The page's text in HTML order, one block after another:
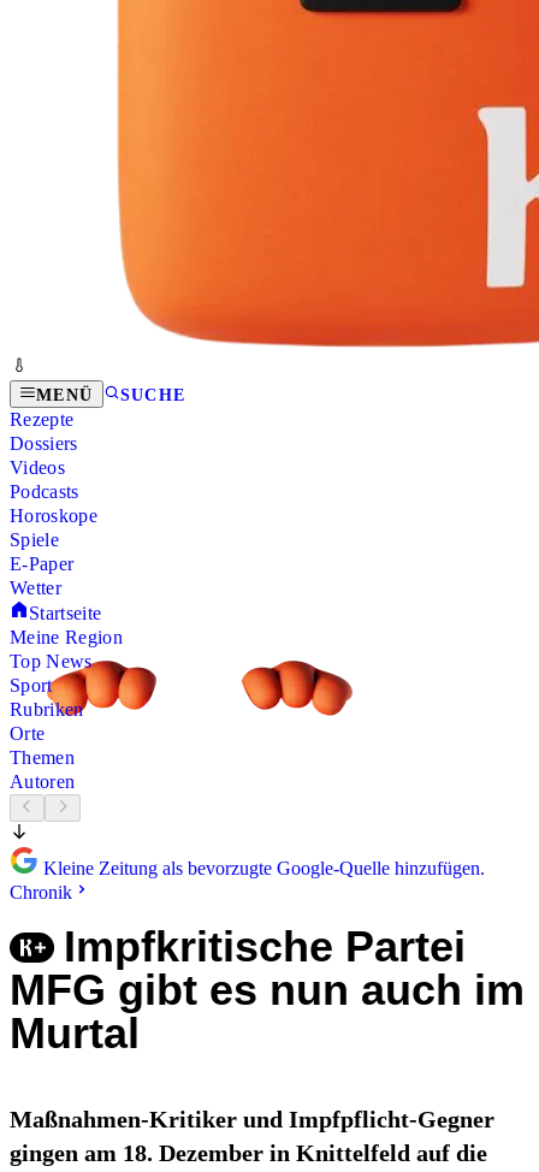
MENÜ SUCHE
Rezepte
Dossiers
Videos
Podcasts
Horoskope
Spiele
E-Paper
Wetter
Startseite
Meine Region
Top News
Sport
Rubriken
Orte
Themen
Autoren
Kleine Zeitung als bevorzugte Google-Quelle hinzufügen.
Chronik
Impfkritische Partei
MFG gibt es nun auch im
Murtal
Maßnahmen-Kritiker und Impfpflicht-Gegner
gingen am 18. Dezember in Knittelfeld auf die